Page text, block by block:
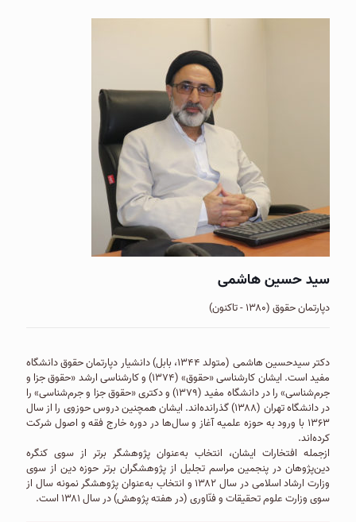
سید حسین هاشمی
دپارتمان حقوق (۱۳۸۰ - تاکنون)
دکتر سیدحسین هاشمی (متولد ۱۳۴۴، بابل) دانشیار دپارتمان حقوق دانشگاه
مفید است. ایشان كارشناسی «حقوق» (۱۳۷۴) و کارشناسی ارشد «حقوق جزا و
جرم‌شناسی» را در دانشگاه مفید (۱۳۷۹) و دكتری «حقوق جزا و جرم‌شناسی» را
در دانشگاه تهران (۱۳۸۸) گذرانده‌اند. ایشان همچنین دروس حوزوی را از سال
۱۳۶۳ با ورود به حوزه علمیه آغاز و سال‌ها در دوره خارج فقه و اصول شرکت
کرده‌اند.
ازجمله افتخارات ایشان، انتخاب به‌عنوان پژوهشگر برتر از سوى كنگره
دین‌پژوهان در پنجمین مراسم تجلیل از پژوهشگران برتر حوزه دین از سوی
وزارت ارشاد اسلامی در سال ۱۳۸۲ و انتخاب به‌عنوان پژوهشگر نمونه سال از
سوى وزارت علوم تحقیقات و فنّاوری (در هفته پژوهش) در سال ۱۳۸۱ است.